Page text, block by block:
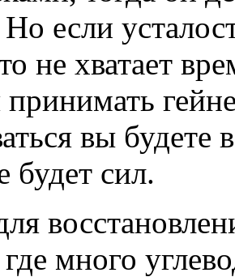
если
не хватает
принимать
вы будете
будет сил.
много